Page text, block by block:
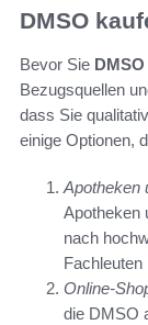
DMSO
Bevor Sie
Bezugsquellen
dass Sie
einige Optionen,
Apotheken
Apotheken
nach
Online-
die DMSO